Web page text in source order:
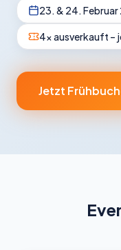
23. & 24.
4× ausverkauft –
Jetzt